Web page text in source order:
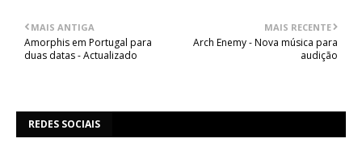
MAIS RECENTE
Arch Enemy - Nova música para
audição
MAIS ANTIGA
Amorphis em Portugal para
duas datas - Actualizado
REDES SOCIAIS